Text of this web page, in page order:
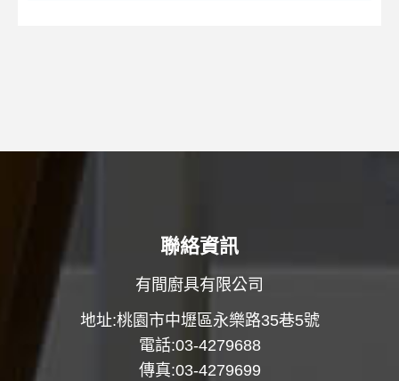
聯絡資訊
有間廚具有限公司
地址:桃園市中壢區永樂路35巷5號
電話:03-4279688
傳真:03-4279699